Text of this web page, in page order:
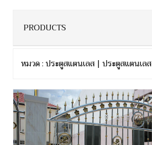
PRODUCTS
หมวด : ประตูสแตนเลส | ประตูสแตนเลส